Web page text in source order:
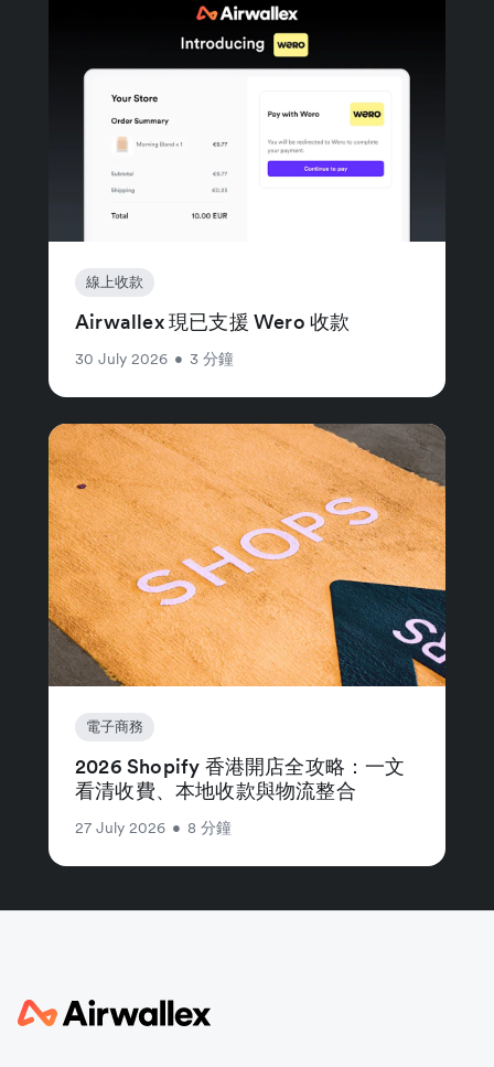
線上收款
Airwallex 現已支援 Wero 收款
30 July 2026 • 3 分鐘
電子商務
2026 Shopify 香港開店全攻略：一文
看清收費、本地收款與物流整合
27 July 2026 • 8 分鐘